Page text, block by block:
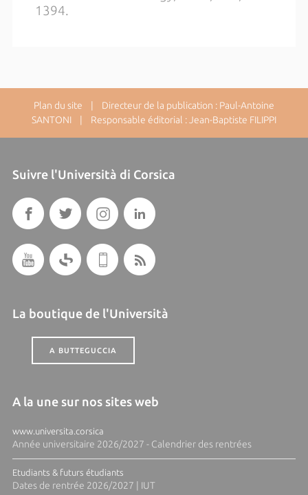
1394.
Plan du site | Directeur de la publication : Paul-Antoine
SANTONI | Responsable éditorial : Jean-Baptiste FILIPPI
Suivre l'Università di Corsica
La boutique de l'Università
A BUTTEGUCCIA
A la une sur nos sites web
www.universita.corsica
Année universitaire 2026/2027 - Calendrier des rentrées
Etudiants & futurs étudiants
Dates de rentrée 2026/2027 | IUT